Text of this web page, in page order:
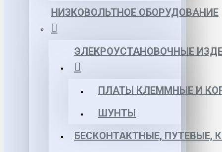
НИЗКОВОЛЬТНОЕ ОБОРУДОВАНИЕ
ЭЛЕКРОУСТАНОВОЧНЫЕ
ПЛАТЫ КЛЕММНЫЕ И
ШУНТЫ
БЕСКОНТАКТНЫЕ, ПУТЕВЫЕ,